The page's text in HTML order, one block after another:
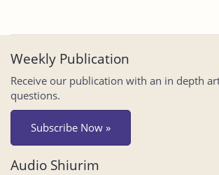
Weekly Publication
Receive our publication with an in depth
questions.
Subscribe Now »
Audio Shiurim